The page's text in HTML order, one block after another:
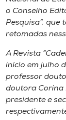
A-
o Conselho
Pesquisa”, que
retomadas
A Revista
início em julho
professor
doutora Corina
presidente e